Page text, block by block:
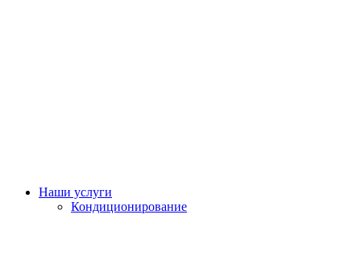
Наши услуги
Кондиционирование